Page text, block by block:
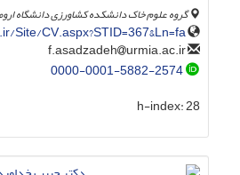
گروه علوم خاک دانشکده کشاورزی دانشگاه
Site/CV.aspx?STID=367&Ln=fa
urmia.ac.ir
0000-0001-5882-2574
h-index:28